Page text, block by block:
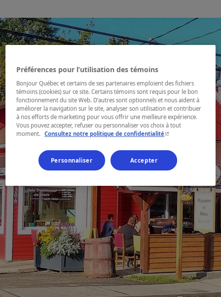
Préférences pour l’utilisation des témoins
Bonjour Québec et certains de ses partenaires emploient des fichiers
témoins (cookies) sur ce site. Certains témoins sont requis pour le bon
fonctionnement du site Web. D’autres sont optionnels et nous aident à
améliorer la navigation sur le site, analyser son utilisation et contribuer
à nos efforts de marketing pour vous offrir une meilleure expérience.
Vous pouvez accepter, refuser ou personnaliser vos choix à tout
moment.
Consultez notre politique de confidentialité- Cet hyperlien
Personnaliser Accepter